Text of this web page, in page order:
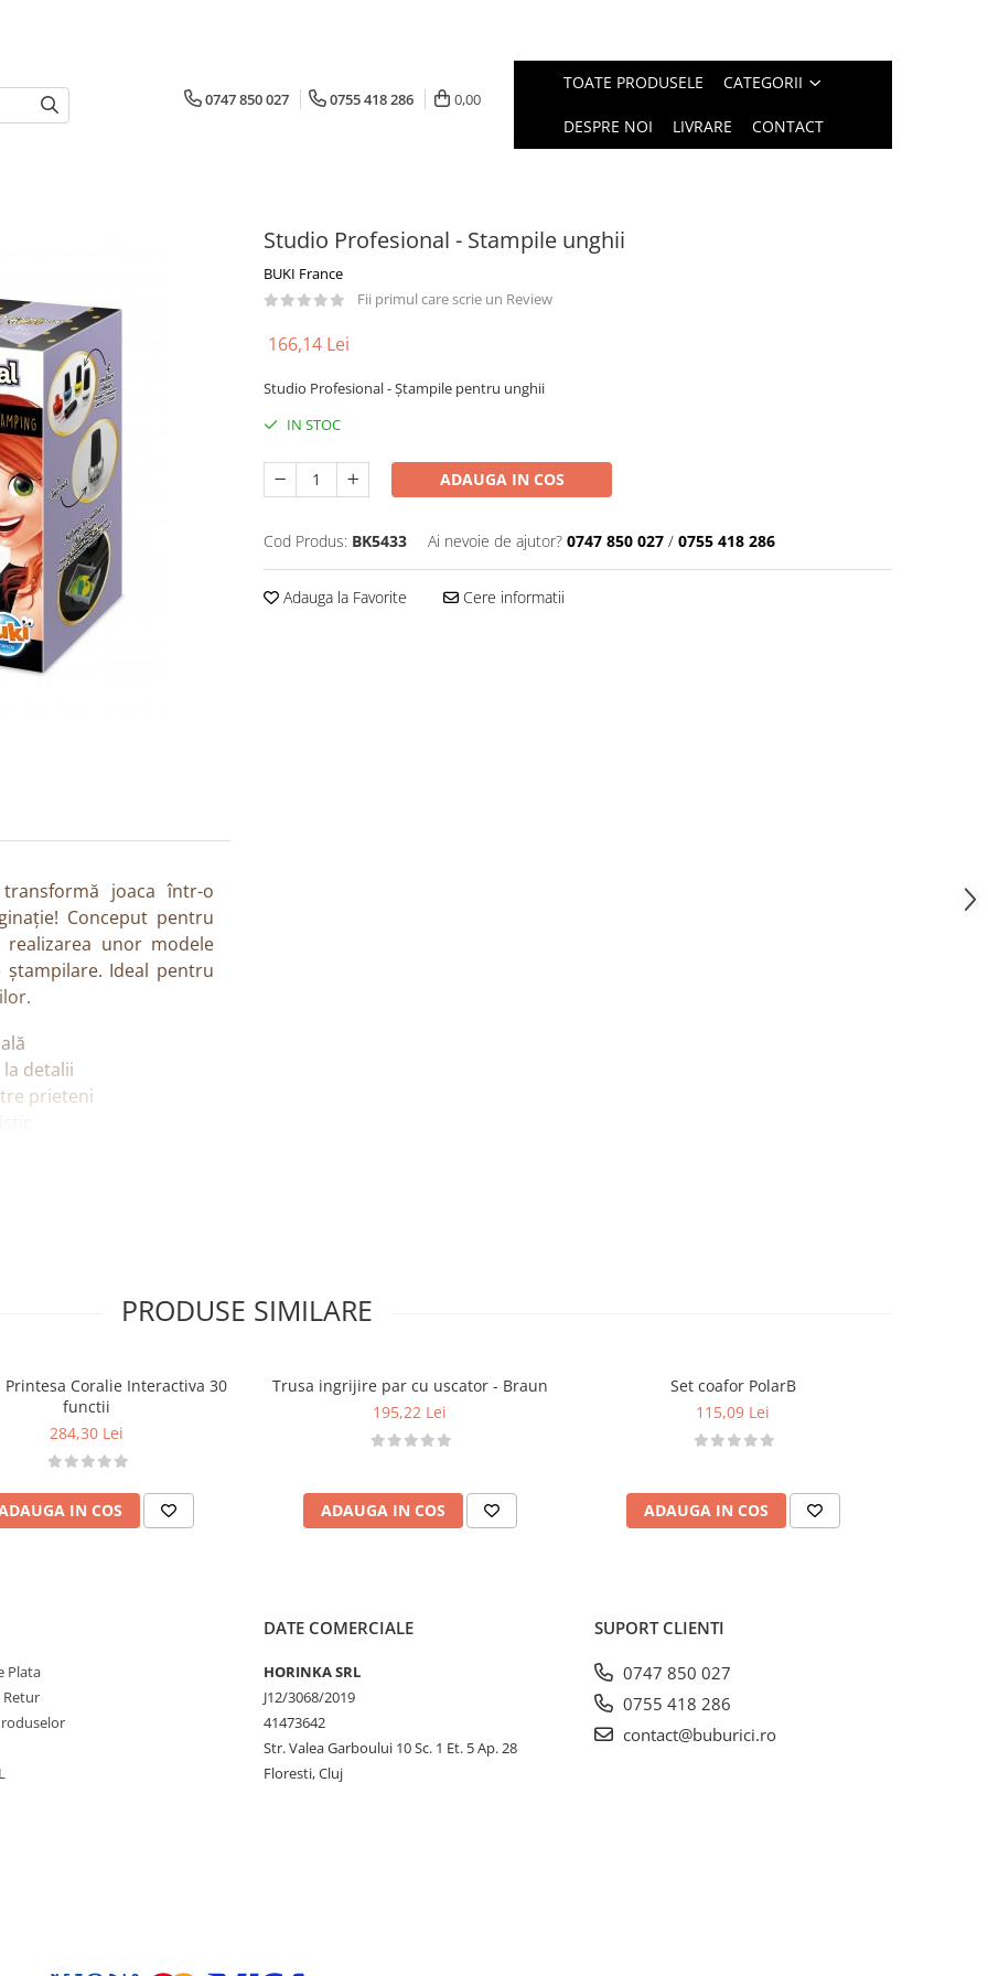
0747 850 027 0755 418 286 0,00
TOATE PRODUSELE CATEGORII
DESPRE NOI LIVRARE CONTACT
Studio Profesional - Stampile unghii
BUKI France
Fii primul care scrie un Review
166,14 Lei
Studio Profesional - Ștampile pentru unghii
IN STOC
ADAUGA IN COS
Cod Produs: BK5433 Ai nevoie de ajutor? 0747 850 027 / 0755 418 286
Adauga la Favorite Cere informatii
joaca într-o
Conceput pentru
unor modele
Ideal pentru
detalii
prieteni
complexe.
rotație
de înghițire
la căldură/flacără
PRODUSE SIMILARE
Printesa Coralie Interactiva 30
functii
284,30 Lei
IN COS
Trusa ingrijire par cu uscator - Braun
195,22 Lei
ADAUGA IN COS
Set coafor PolarB
115,09 Lei
ADAUGA IN COS
Plata
Retur
DATE COMERCIALE
HORINKA SRL
J12/3068/2019
41473642
Str. Valea Garboului 10 Sc. 1 Et. 5 Ap. 28
Floresti, Cluj
SUPORT CLIENTI
0747 850 027
0755 418 286
contact@buburici.ro